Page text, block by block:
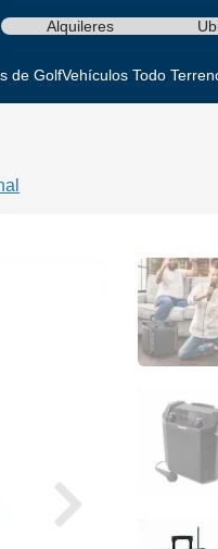
Alquileres
de GolfVehículos Todo